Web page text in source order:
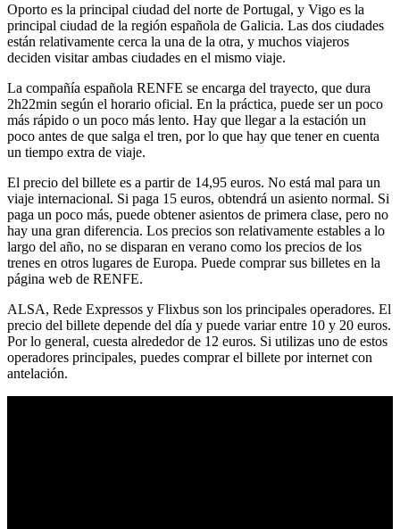
Oporto es la principal ciudad del norte de Portugal, y Vigo es la
principal ciudad de la región española de Galicia. Las dos ciudades
están relativamente cerca la una de la otra, y muchos viajeros
deciden visitar ambas ciudades en el mismo viaje.
La compañía española RENFE se encarga del trayecto, que dura
2h22min según el horario oficial. En la práctica, puede ser un poco
más rápido o un poco más lento. Hay que llegar a la estación un
poco antes de que salga el tren, por lo que hay que tener en cuenta
un tiempo extra de viaje.
El precio del billete es a partir de 14,95 euros. No está mal para un
viaje internacional. Si paga 15 euros, obtendrá un asiento normal. Si
paga un poco más, puede obtener asientos de primera clase, pero no
hay una gran diferencia. Los precios son relativamente estables a lo
largo del año, no se disparan en verano como los precios de los
trenes en otros lugares de Europa. Puede comprar sus billetes en la
página web de RENFE.
ALSA, Rede Expressos y Flixbus son los principales operadores. El
precio del billete depende del día y puede variar entre 10 y 20 euros.
Por lo general, cuesta alrededor de 12 euros. Si utilizas uno de estos
operadores principales, puedes comprar el billete por internet con
antelación.